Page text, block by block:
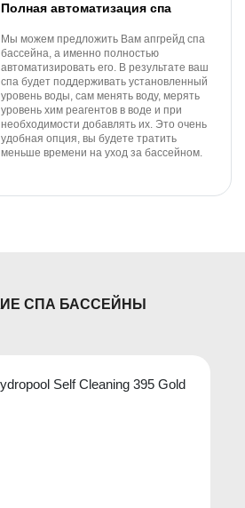
Полная автоматизация спа
Мы можем предложить Вам апгрейд спа
бассейна, а именно полностью
автоматизировать его. В результате ваш
спа будет поддерживать установленный
уровень воды, сам менять воду, мерять
уровень хим реагентов в воде и при
необходимости добавлять их. Это очень
удобная опция, вы будете тратить
меньше времени на уход за бассейном.
СПА БАССЕЙНЫ